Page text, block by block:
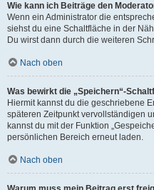
Wie kann ich Beiträge den
Wenn ein Administrator die
siehst du eine Schaltfläche in der
Du wirst dann durch die weiteren
Nach oben
Was bewirkt die „Speichern“-
Hiermit kannst du die geschriebene
späteren Zeitpunkt vervollständigen
kannst du mit der Funktion
persönlichen Bereich erneut laden.
Nach oben